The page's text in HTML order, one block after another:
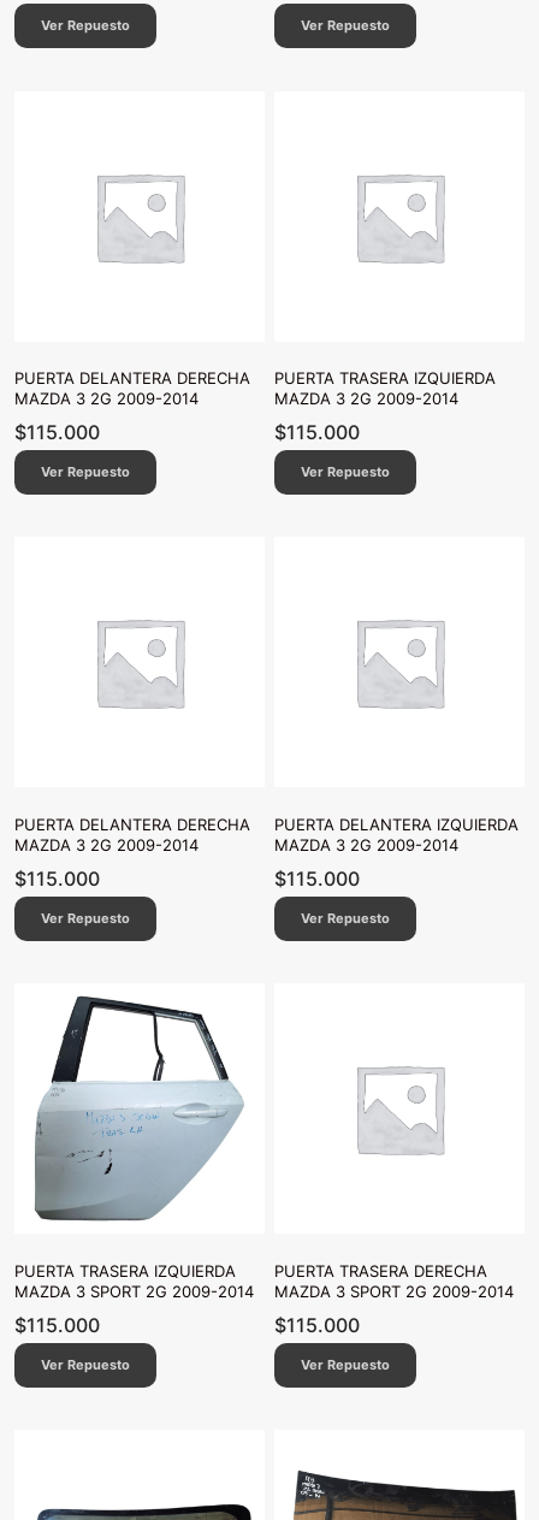
Ver Repuesto Ver Repuesto
PUERTA DELANTERA DERECHA
MAZDA 3 2G 2009-2014
$115.000
Ver Repuesto
PUERTA TRASERA IZQUIERDA
MAZDA 3 2G 2009-2014
$115.000
Ver Repuesto
PUERTA DELANTERA DERECHA
MAZDA 3 2G 2009-2014
$115.000
Ver Repuesto
PUERTA DELANTERA IZQUIERDA
MAZDA 3 2G 2009-2014
$115.000
Ver Repuesto
PUERTA TRASERA IZQUIERDA
MAZDA 3 SPORT 2G 2009-2014
$115.000
Ver Repuesto
PUERTA TRASERA DERECHA
MAZDA 3 SPORT 2G 2009-2014
$115.000
Ver Repuesto